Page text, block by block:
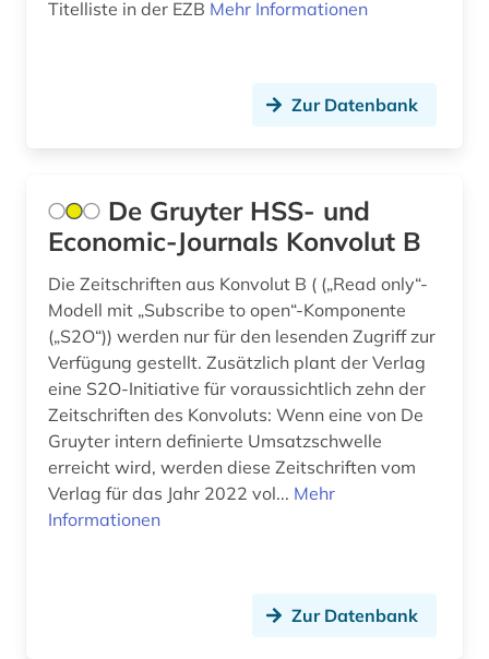
Titelliste in der EZB Mehr Informationen
Zur Datenbank
De Gruyter HSS- und
Economic-Journals Konvolut B
Die Zeitschriften aus Konvolut B ( („Read only“-
Modell mit „Subscribe to open“-Komponente
(„S2O“)) werden nur für den lesenden Zugriff zur
Verfügung gestellt. Zusätzlich plant der Verlag
eine S2O-Initiative für voraussichtlich zehn der
Zeitschriften des Konvoluts: Wenn eine von De
Gruyter intern definierte Umsatzschwelle
erreicht wird, werden diese Zeitschriften vom
Verlag für das Jahr 2022 vol... Mehr
Informationen
Zur Datenbank